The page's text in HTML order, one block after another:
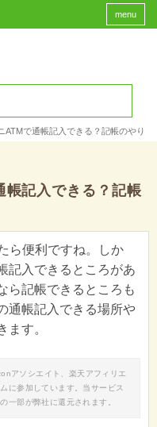
menu
ATMで通帳記入できる？記帳のやり方
帳記入できる？記帳
ら便利ですね。しか
記入できるところがあ
ら記帳できるところも
通帳記入できる場所や
ます。
アソシエイト、楽天アフィリエ
に参加しています。当サービス
一部が弊社に還元されます。